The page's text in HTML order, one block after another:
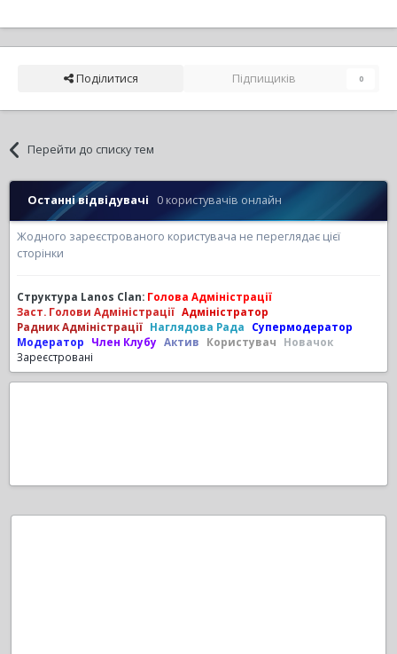
Поділитися Підпищиків 0
Перейти до списку тем
Останні відвідувачі 0 користувачів онлайн
Жодного зареєстрованого користувача не переглядає цієї
сторінки
Структура Lanos Clan: Голова Адміністрації
Заст. Голови Адміністрації Адміністратор
Радник Адміністрації Наглядова Рада
Супермодератор
Модератор
Член Клубу Актив Користувач
Новачок
Зареєстровані